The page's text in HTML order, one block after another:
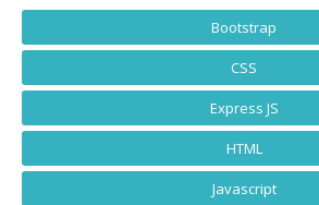
Bootstrap
CSS
Express JS
HTML
Javascript